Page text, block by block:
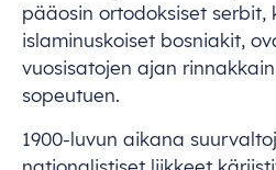
pääosin ortodoksiset
islaminuskoiset bosniakit,
vuosisatojen ajan
sopeutuen.
1900-luvun aikana